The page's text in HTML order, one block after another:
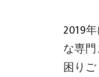
2019
な専
困り